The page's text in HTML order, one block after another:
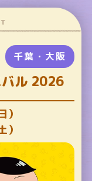
千葉・大阪
バル 2026